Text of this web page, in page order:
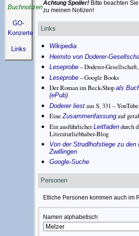
Buchnotizen
GO-
Konzerte
Links
Achtung Spoiler! Bitte beachten
zu meinen Notizen!
Links
Wikipedia
Heimito von Doderer-
Leseprobe– Doderer-Gesellschaft,
Leseprobe– Google Books
Der Roman im Beck-Shop als
(ePub)
Doderer liestaus S. 331 –
EineZusammenfassungauf
Ein ausführlicherLeitfadendurch
Literaturliebhaber-Blog
Von der Strudlhofstiege zu den
Zwillingen
Google-Suche
Personen
Etliche Personen kommen auch im
Namen alphabetisch